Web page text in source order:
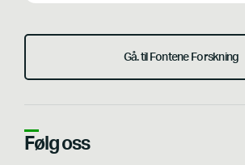
Gå. til Fontene Forskning
Følg oss